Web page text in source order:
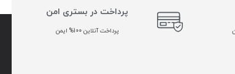
پرداخت در بستری امن
پرداخت آنلاین 100% ایمن